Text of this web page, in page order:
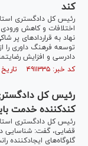
کند
رئیس کل دادگستری
اختلافات و کاهش ورودی
نهاد به قراردادهای پر
توسعه فرهنگ داوری را
دادرسی و افزایش
کد خبر: ۴۹۱۱۳۳۵ تاریخ انتشار : ۱۴۰۵/۰۵/۱۲
رئیس کل
کندکننده خدمت
رئیس کل دادگستری
قضایی، گفت: شناسایی
گلوگاه‌های ایجادکننده